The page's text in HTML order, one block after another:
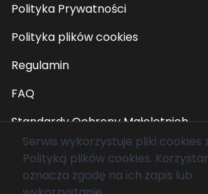
Polityka Prywatności
Polityka plików cookies
Regulamin
FAQ
Standardy Ochrony Małoletnich
© 2026 Fundacja Mam Marzenie.
zastrzeżone.
Serwis wykorzystuje pliki cookies
Polityką plików cookies.
oznacza zgodę na ich zapis lub